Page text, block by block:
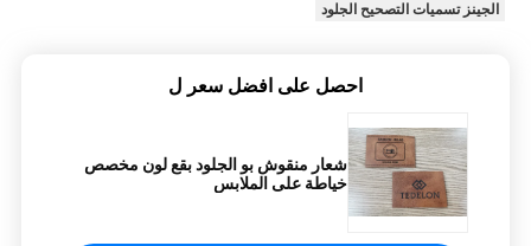
الجينز تسميات التصحيح الجلود
احصل على افضل سعر ل
شعار منقوش بو الجلود بقع لون مخصص
خياطة على الملابس